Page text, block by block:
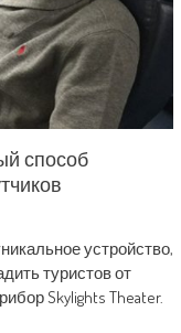
способ
устройство,
туристов от
Skylights Theater.